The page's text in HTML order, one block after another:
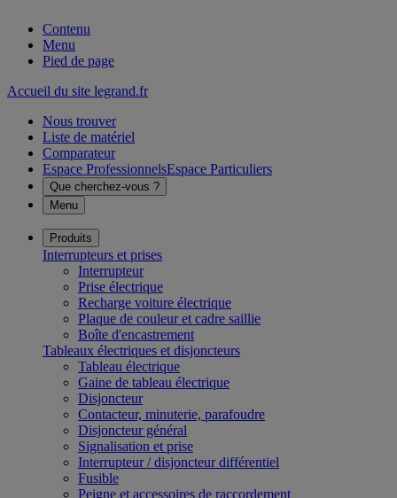
Contenu
Menu
Pied de page
Accueil du site legrand.fr
Nous trouver
Liste de matériel
Comparateur
Espace ProfessionnelsEspace Particuliers
Que cherchez-vous ?
Menu
Produits
Interrupteurs et prises
Interrupteur
Prise électrique
Recharge voiture électrique
Plaque de couleur et cadre saillie
Boîte d'encastrement
Tableaux électriques et disjoncteurs
Tableau électrique
Gaine de tableau électrique
Disjoncteur
Contacteur, minuterie, parafoudre
Disjoncteur général
Signalisation et prise
Interrupteur / disjoncteur différentiel
Fusible
Peigne et accessoires de raccordement